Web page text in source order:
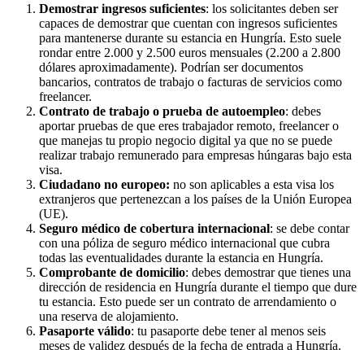
Demostrar ingresos suficientes: los solicitantes deben ser
capaces de demostrar que cuentan con ingresos suficientes
para mantenerse durante su estancia en Hungría. Esto suele
rondar entre 2.000 y 2.500 euros mensuales (2.200 a 2.800
dólares aproximadamente). Podrían ser documentos
bancarios, contratos de trabajo o facturas de servicios como
freelancer.
Contrato de trabajo o prueba de autoempleo: debes
aportar pruebas de que eres trabajador remoto, freelancer o
que manejas tu propio negocio digital ya que no se puede
realizar trabajo remunerado para empresas húngaras bajo esta
visa.
Ciudadano no europeo: no son aplicables a esta visa los
extranjeros que pertenezcan a los países de la Unión Europea
(UE).
Seguro médico de cobertura internacional: se debe contar
con una póliza de seguro médico internacional que cubra
todas las eventualidades durante la estancia en Hungría.
Comprobante de domicilio: debes demostrar que tienes una
dirección de residencia en Hungría durante el tiempo que dure
tu estancia. Esto puede ser un contrato de arrendamiento o
una reserva de alojamiento.
Pasaporte válido: tu pasaporte debe tener al menos seis
meses de validez después de la fecha de entrada a Hungría.